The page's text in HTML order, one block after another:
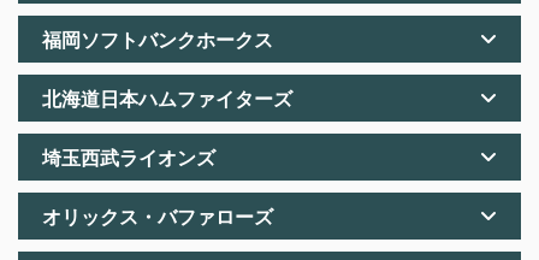
福岡ソフトバンクホークス
北海道日本ハムファイターズ
埼玉西武ライオンズ
オリックス・バファローズ